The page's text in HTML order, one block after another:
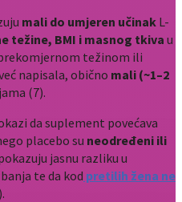
mali do umjeren učinak L-
težine, BMI i masnog tkiva u
težinom ili
napisala, obično mali (~1–2
(7).
da suplement povećava
placebo su neodređeni ili
jasnu razliku u
te da kod pretilih žena ne